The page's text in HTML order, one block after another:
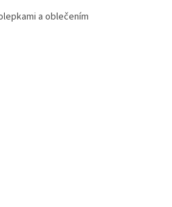
y
a oblečením